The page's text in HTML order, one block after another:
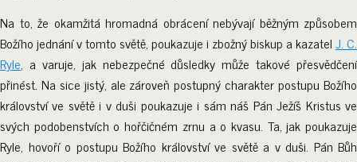
Na to, že okamžitá hromadná obrácení nebývají běžným způsobem
Božího jednání v tomto světě, poukazuje i zbožný biskup a kazatelJ. C.
Ryle, a varuje, jak nebezpečné důsledky může takové přesvědčení
přinést. Na sice jistý, ale zároveň postupný charakter postupu Božího
království ve světě i v duši poukazuje i sám náš Pán Ježíš Kristus ve
svých podobenstvích o hořčičném zrnu a o kvasu. Ta, jak poukazuje
Ryle, hovoří o postupu Božího království ve světě a v duši. Pán Bůh